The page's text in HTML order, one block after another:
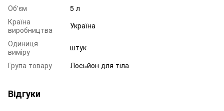
Об'єм
5 л
Країна
виробництва
Україна
Одиниця
виміру
штук
Група товару
Лосьйон для тіла
Відгуки